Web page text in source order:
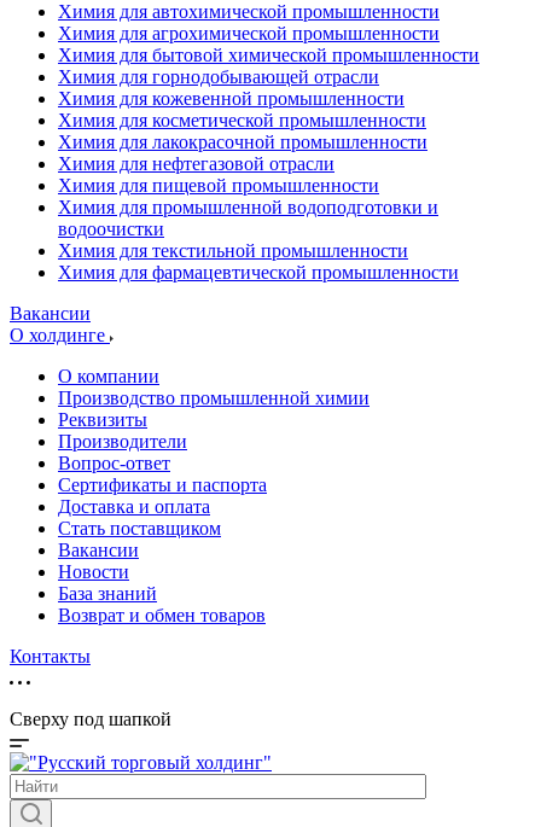
Химия для автохимической промышленности
Химия для агрохимической промышленности
Химия для бытовой химической промышленности
Химия для горнодобывающей отрасли
Химия для кожевенной промышленности
Химия для косметической промышленности
Химия для лакокрасочной промышленности
Химия для нефтегазовой отрасли
Химия для пищевой промышленности
Химия для промышленной водоподготовки и
водоочистки
Химия для текстильной промышленности
Химия для фармацевтической промышленности
Вакансии
О холдинге
О компании
Производство промышленной химии
Реквизиты
Производители
Вопрос-ответ
Сертификаты и паспорта
Доставка и оплата
Стать поставщиком
Вакансии
Новости
База знаний
Возврат и обмен товаров
Контакты
Сверху под шапкой